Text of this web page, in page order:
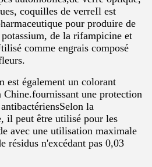
coquilles de verreIl est
pour produire de
de la rifampicine et
comme engrais composé
est également un colorant
Chine.fournissant une protection
la
il peut être utilisé pour les
avec une utilisation maximale
résidus n'excédant pas 0,03